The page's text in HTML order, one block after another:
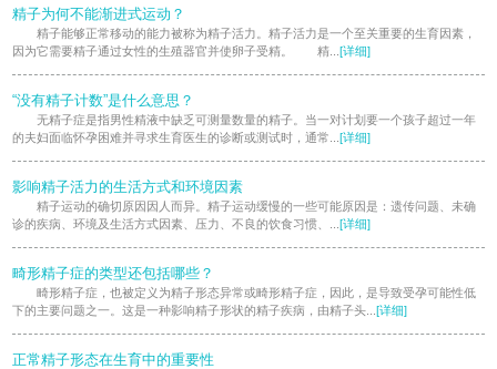
精子为何不能渐进式运动？
精子能够正常移动的能力被称为精子活力。精子活力是一个至关重要的生育因素，
因为它需要精子通过女性的生殖器官并使卵子受精。 精... [详细]
“没有精子计数”是什么意思？
无精子症是指男性精液中缺乏可测量数量的精子。当一对计划要一个孩子超过一年
的夫妇面临怀孕困难并寻求生育医生的诊断或测试时，通常... [详细]
影响精子活力的生活方式和环境因素
精子运动的确切原因因人而异。精子运动缓慢的一些可能原因是：遗传问题、未确
诊的疾病、环境及生活方式因素、压力、不良的饮食习惯、... [详细]
畸形精子症的类型还包括哪些？
畸形精子症，也被定义为精子形态异常或畸形精子症，因此，是导致受孕可能性低
下的主要问题之一。这是一种影响精子形状的精子疾病，由精子头... [详细]
正常精子形态在生育中的重要性